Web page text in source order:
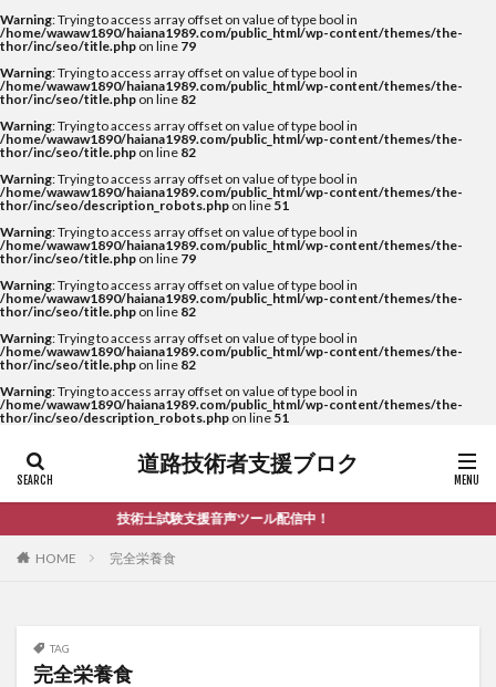
Warning: Trying to access array offset on value of type bool in
/home/wawaw1890/haiana1989.com/public_html/wp-content/themes/the-
thor/inc/seo/title.php on line 79
Warning: Trying to access array offset on value of type bool in
/home/wawaw1890/haiana1989.com/public_html/wp-content/themes/the-
thor/inc/seo/title.php on line 82
Warning: Trying to access array offset on value of type bool in
/home/wawaw1890/haiana1989.com/public_html/wp-content/themes/the-
thor/inc/seo/title.php on line 82
Warning: Trying to access array offset on value of type bool in
/home/wawaw1890/haiana1989.com/public_html/wp-content/themes/the-
thor/inc/seo/description_robots.php on line 51
Warning: Trying to access array offset on value of type bool in
/home/wawaw1890/haiana1989.com/public_html/wp-content/themes/the-
thor/inc/seo/title.php on line 79
Warning: Trying to access array offset on value of type bool in
/home/wawaw1890/haiana1989.com/public_html/wp-content/themes/the-
thor/inc/seo/title.php on line 82
Warning: Trying to access array offset on value of type bool in
/home/wawaw1890/haiana1989.com/public_html/wp-content/themes/the-
thor/inc/seo/title.php on line 82
Warning: Trying to access array offset on value of type bool in
/home/wawaw1890/haiana1989.com/public_html/wp-content/themes/the-
thor/inc/seo/description_robots.php on line 51
道路技術者支援ブロク
技術士試験支援音声ツール配信中！
HOME 完全栄養食
TAG
完全栄養食